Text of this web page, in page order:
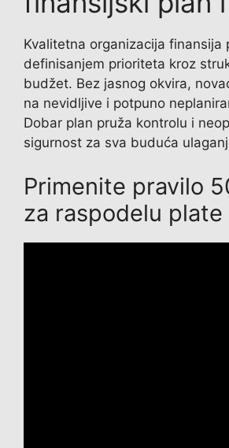
Kvalitetna organizacija finansija
definisanjem prioriteta kroz
budžet. Bez jasnog okvira,
na nevidljive i potpuno
Dobar plan pruža kontrolu i
sigurnost za sva buduća
Primenite pravilo
za raspodelu plate